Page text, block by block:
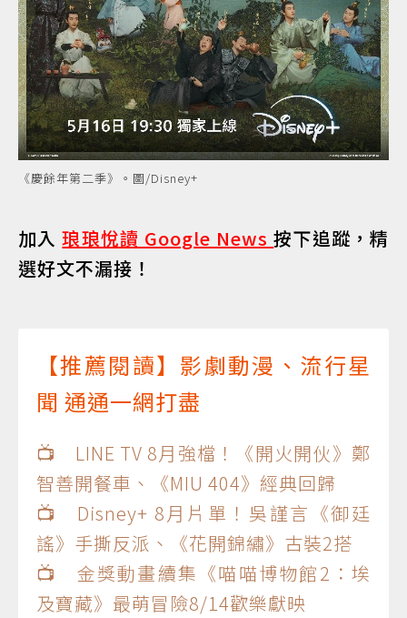
《慶餘年第二季》。圖/Disney+
加入琅琅悅讀 Google News按下追蹤，精
選好文不漏接！
【推薦閱讀】影劇動漫、流行星
聞 通通一網打盡
📺 LINE TV 8月強檔！《開火開伙》鄭
智善開餐車、《MIU 404》經典回歸
📺 Disney+ 8月片單！吳謹言《御廷
謠》手撕反派、《花開錦繡》古裝2搭
📺 金獎動畫續集《喵喵博物館2：埃
及寶藏》最萌冒險8/14歡樂獻映